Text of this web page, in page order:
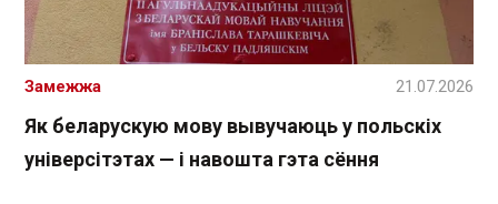
Як беларускую мову вывучаюць у польскіх
універсітэтах — і навошта гэта сёння
Замежжа 21.07.2026